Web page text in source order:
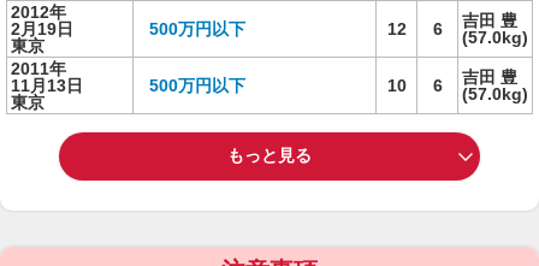
2012年
2月19日
東京
500万円以下 12 6
吉田 豊
(57.0kg)
2011年
11月13日
東京
500万円以下 10 6
吉田 豊
(57.0kg)
もっと見る